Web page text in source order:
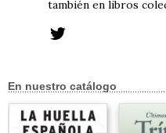
también en libros
En nuestro catálogo